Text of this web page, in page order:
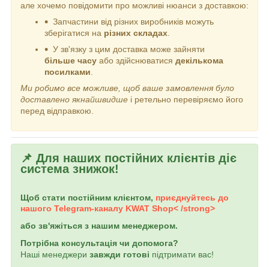
але хочемо повідомити про можливі нюанси з доставкою:
Запчастини від різних виробників можуть
зберігатися на різних складах.
У зв'язку з цим доставка може зайняти
більше часу або здійснюватися декількома
посилками.
Ми робимо все можливе, щоб ваше замовлення було
доставлено якнайшвидше і ретельно перевіряємо його
перед відправкою.
📌 Для наших постійних клієнтів діє
система знижок!
Щоб стати постійним клієнтом, приєднуйтесь до
нашого Telegram-каналу KWAT Shop< /strong>
або зв'яжіться з нашим менеджером.
Потрібна консультація чи допомога?
Наші менеджери завжди готові підтримати вас!